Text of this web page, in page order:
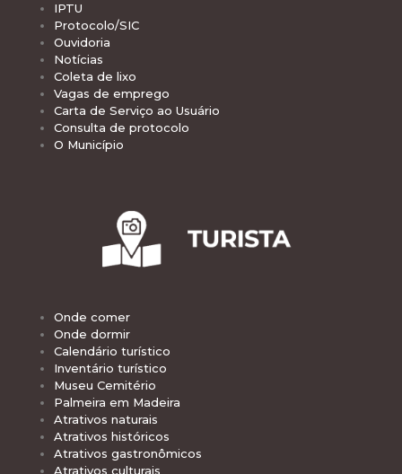
IPTU
Protocolo/SIC
Ouvidoria
Notícias
Coleta de lixo
Vagas de emprego
Carta de Serviço ao Usuário
Consulta de protocolo
O Município
Onde comer
Onde dormir
Calendário turístico
Inventário turístico
Museu Cemitério
Palmeira em Madeira
Atrativos naturais
Atrativos históricos
Atrativos gastronômicos
Atrativos culturais